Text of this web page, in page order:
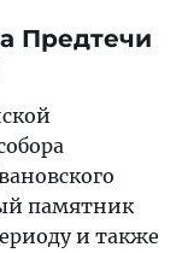
Предтечи
памятник
и также